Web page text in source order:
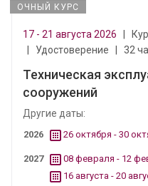
ОЧНЫЙ КУРС
17 - 21 августа 2026
Удостоверение 32
Техническая
сооружений
Другие даты:
2026 26 октября - 30
2027
08 февраля - 12
16 августа - 20